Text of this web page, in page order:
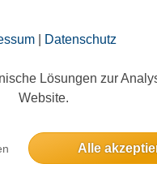
| Datenschutz
Lösungen zur
Website.
Alle